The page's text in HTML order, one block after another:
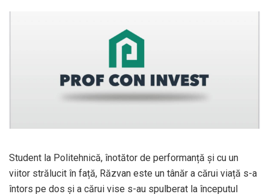
Student la Politehnică, înotător de performanță și cu un
viitor strălucit în față, Răzvan este un tânăr a cărui viață s-a
întors pe dos și a cărui vise s-au spulberat la începutul